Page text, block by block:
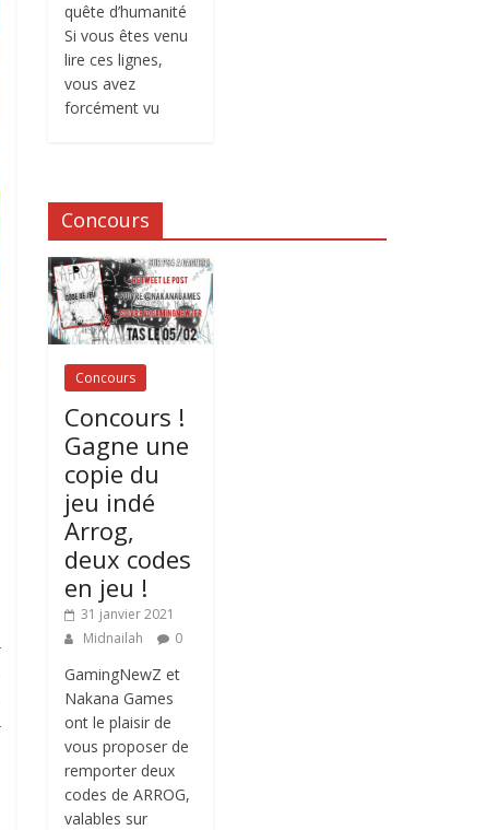
quête d’humanité
Si vous êtes venu
lire ces lignes,
vous avez
forcément vu
Concours
Concours
Concours !
Gagne une
copie du
jeu indé
Arrog,
deux codes
en jeu !
31 janvier 2021
Midnailah
0
GamingNewZ et
Nakana Games
ont le plaisir de
vous proposer de
remporter deux
codes de ARROG,
valables sur